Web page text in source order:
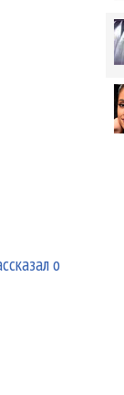
о